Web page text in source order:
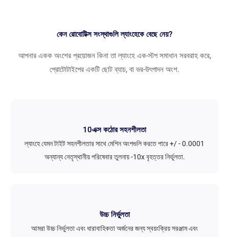
কেন রোবোটিক্স সংস্থাগুলি ল্যাংহেকে বেছে নেয়?
আপনার একক অংশের প্রয়োজন কিনা তা ল্যাংহে এক-স্টপ সমাধান সরবরাহ করে,
প্রোটোটাইপের একটি ছোট ব্যাচ, বা ভর-উৎপাদন অংশ.
10এক্স কঠোর সহনশীলতা
ল্যাংহে যেমন টাইট সহনশীলতার সাথে মেশিন অংশগুলি করতে পারে +/ - 0.0001
অন্যান্য নেতৃস্থানীয় পরিষেবার তুলনায় -10x বৃহত্তর নির্ভুলতা.
উচ্চ নির্ভুলতা
আমরা উচ্চ নির্ভুলতা এবং ধারাবাহিকতা অর্জনের জন্য স্বয়ংক্রিয় সরঞ্জাম এবং